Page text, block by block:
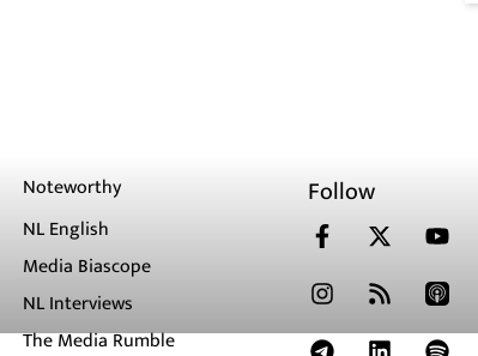
Noteworthy
NL English
Media Biascope
NL Interviews
The Media Rumble
Follow